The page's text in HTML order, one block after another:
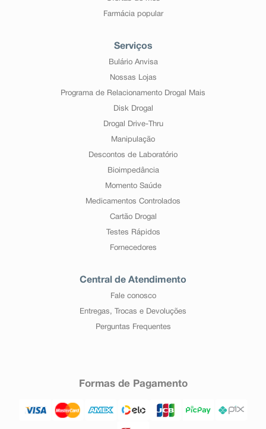
Farmácia popular
Serviços
Bulário Anvisa
Nossas Lojas
Programa de Relacionamento Drogal Mais
Disk Drogal
Drogal Drive-Thru
Manipulação
Descontos de Laboratório
Bioimpedância
Momento Saúde
Medicamentos Controlados
Cartão Drogal
Testes Rápidos
Fornecedores
Central de Atendimento
Fale conosco
Entregas, Trocas e Devoluções
Perguntas Frequentes
Formas de Pagamento